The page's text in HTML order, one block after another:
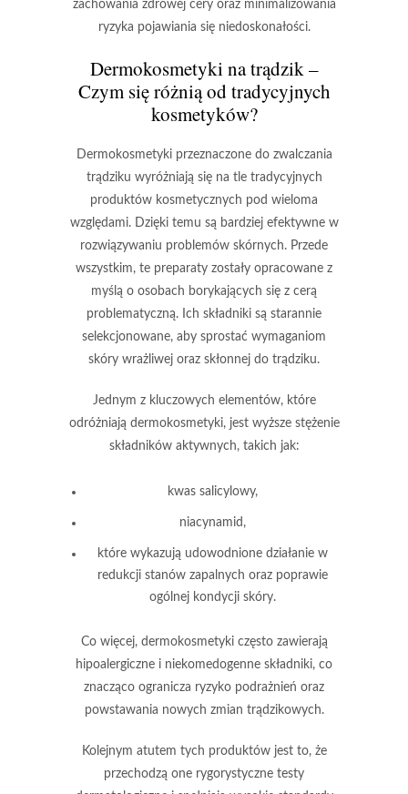
zachowania zdrowej cery oraz minimalizowania
ryzyka pojawiania się niedoskonałości.
Dermokosmetyki na trądzik –
Czym się różnią od tradycyjnych
kosmetyków?
Dermokosmetykiprzeznaczone do zwalczania
trądziku wyróżniają się na tle tradycyjnych
produktów kosmetycznych pod wieloma
względami. Dzięki temu są bardziej efektywne w
rozwiązywaniu problemów skórnych. Przede
wszystkim, te preparaty zostały opracowane z
myślą o osobach borykających się z cerą
problematyczną. Ich składniki są starannie
selekcjonowane, aby sprostać wymaganiom
skóry wrażliwej oraz skłonnej do trądziku.
Jednym z kluczowych elementów, które
odróżniają dermokosmetyki, jest wyższe stężenie
składników aktywnych, takich jak:
kwas salicylowy,
niacynamid ,
które wykazują udowodnione działanie w
redukcji stanów zapalnych oraz poprawie
ogólnej kondycji skóry.
Co więcej, dermokosmetyki często zawierają
hipoalergiczne i niekomedogenne składniki, co
znacząco ogranicza ryzyko podrażnień oraz
powstawania nowych zmian trądzikowych.
Kolejnym atutem tych produktów jest to, że
przechodzą one rygorystyczne testy